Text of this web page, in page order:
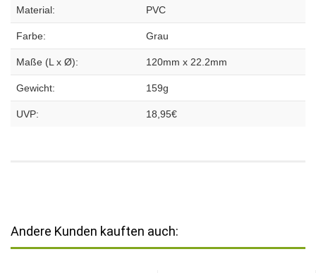
Material: PVC
Farbe: Grau
Maße (L x Ø): 120mm x 22.2mm
Gewicht: 159g
UVP: 18,95€
Andere Kunden kauften auch: